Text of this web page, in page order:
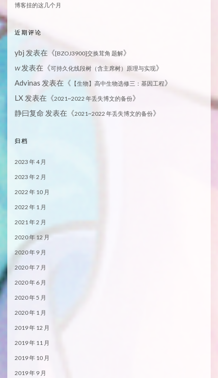
博客挂的这几个月
近期评论
ybj 发表在《[BZOJ3900]交换茸角 题解》
W发表在《可持久化线段树（含主席树）原理与实现》
Advinas 发表在《 【生物】高中生物选修三：基因工程》
LX 发表在《2021~2022 年丢失博文的备份》
静曰复命 发表在《2021~2022 年丢失博文的备份》
归档
2023 年 4 月
2023 年 2 月
2022 年 10 月
2022 年 1 月
2021 年 2 月
2020 年 12 月
2020 年 9 月
2020 年 7 月
2020 年 6 月
2020 年 5 月
2020 年 1 月
2019 年 12 月
2019 年 11 月
2019 年 10 月
2019 年 9 月